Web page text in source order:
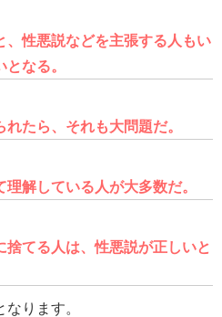
、性悪説などを主張する人もい
なる。
たら、それも大問題だ。
解している人が大多数だ。
捨てる人は、性悪説が正しいと
なります。